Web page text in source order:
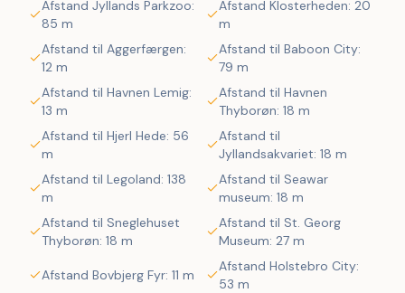
Huset er omgivet af i alt 215 m2 terrasser, hvor man altid
har mulighed for at finde læ på feriens solrige dage. Her
finder man naturligvis havemøbler samt helt
ekstraordinært både udekøkken/fiskerenseplads og grill.
Til børnene er der desuden sandkasse og gyngestativ.
Dette fantastiske wellness-luksushus er beliggende på en
godt 5.000 m2 skøn naturgrund i Vrist kun 300 m fra
Vesterhavet. Grunden ligger centralt i ferienbyen Vrist
naturområder.
Ikke rygerhus
Afstand Jyllands Parkzoo:
85 m
Afstand Klosterheden: 20
m
Afstand til Aggerfærgen:
12 m
Afstand til Baboon City:
79 m
Afstand til Havnen Lemig:
13 m
Afstand til Havnen
Thyborøn: 18 m
Afstand til Hjerl Hede: 56
m
Afstand til
Jyllandsakvariet: 18 m
Afstand til Legoland: 138
m
Afstand til Seawar
museum: 18 m
Afstand til Sneglehuset
Thyborøn: 18 m
Afstand til St. Georg
Museum: 27 m
Afstand Bovbjerg Fyr: 11 m
Afstand Holstebro City:
53 m